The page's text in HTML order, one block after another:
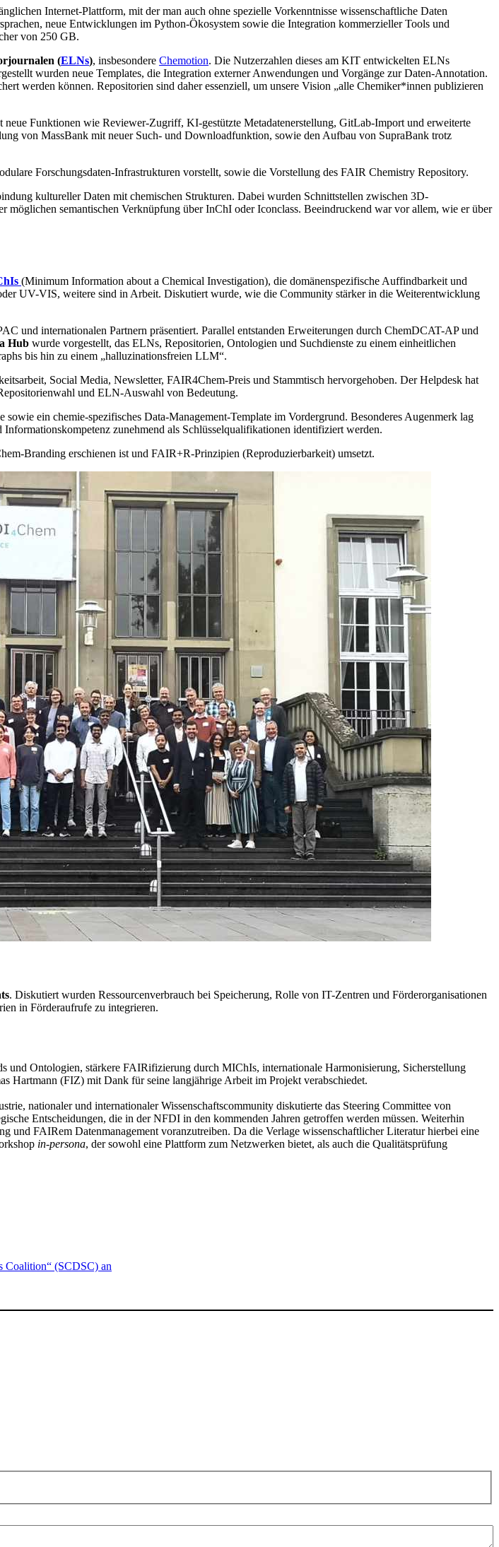
Internet-Plattform, mit der man auch ohne spezielle Vorkenntnisse wissenschaftliche Daten
neue Entwicklungen im Python-Ökosystem sowie die Integration kommerzieller Tools und
von 250 GB.
(ELNs), insbesondere Chemotion. Die Nutzerzahlen dieses am KIT entwickelten ELNs
wurden neue Templates, die Integration externer Anwendungen und Vorgänge zur Daten-Annotation.
werden können. Repositorien sind daher essenziell, um unsere Vision „alle Chemiker*innen publizieren
Funktionen wie Reviewer-Zugriff, KI-gestützte Metadatenerstellung, GitLab-Import und erweiterte
von MassBank mit neuer Such- und Downloadfunktion, sowie den Aufbau von SupraBank trotz
Forschungsdaten-Infrastrukturen vorstellt, sowie die Vorstellung des FAIR Chemistry Repository.
kultureller Daten mit chemischen Strukturen. Dabei wurden Schnittstellen zwischen 3D-
semantischen Verknüpfung über InChI oder Iconclass. Beeindruckend war vor allem, wie er über
(Minimum Information about a Chemical Investigation), die domänenspezifische Auffindbarkeit und
UV-VIS, weitere sind in Arbeit. Diskutiert wurde, wie die Community stärker in die Weiterentwicklung
und internationalen Partnern präsentiert. Parallel entstanden Erweiterungen durch ChemDCAT-AP und
Hub wurde vorgestellt, das ELNs, Repositorien, Ontologien und Suchdienste zu einem einheitlichen
bis hin zu einem „halluzinationsfreien LLM“.
Social Media, Newsletter, FAIR4Chem-Preis und Stammtisch hervorgehoben. Der Helpdesk hat
und ELN-Auswahl von Bedeutung.
ein chemie-spezifisches Data-Management-Template im Vordergrund. Besonderes Augenmerk lag
zunehmend als Schlüsselqualifikationen identifiziert werden.
Branding erschienen ist und FAIR+R-Prinzipien (Reproduzierbarkeit) umsetzt.
. Diskutiert wurden Ressourcenverbrauch bei Speicherung, Rolle von IT-Zentren und Förderorganisationen
in Förderaufrufe zu integrieren.
und Ontologien, stärkere FAIRifizierung durch MIChIs, internationale Harmonisierung, Sicherstellung
Hartmann (FIZ) mit Dank für seine langjährige Arbeit im Projekt verabschiedet.
nationaler und internationaler Wissenschaftscommunity diskutierte das Steering Committee von
Entscheidungen, die in der NFDI in den kommenden Jahren getroffen werden müssen. Weiterhin
FAIRem Datenmanagement voranzutreiben. Da die Verlage wissenschaftlicher Literatur hierbei eine
in-persona, der sowohl eine Plattform zum Netzwerken bietet, als auch die Qualitätsprüfung
Coalition“ (SCDSC) an